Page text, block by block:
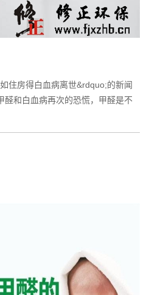
住房得白血病离世&rdquo;的新闻
醛和白血病再次的恐慌，甲醛是不